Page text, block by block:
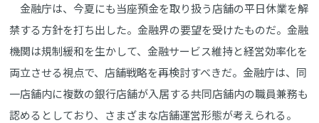
金融庁は、今夏にも当座預金を取り扱う店舗の平日休業を解
禁する方針を打ち出した。金融界の要望を受けたものだ。金融
機関は規制緩和を生かして、金融サービス維持と経営効率化を
両立させる視点で、店舗戦略を再検討すべきだ。金融庁は、同
一店舗内に複数の銀行店舗が入居する共同店舗内の職員兼務も
認めるとしており、さまざまな店舗運営形態が考えられる。